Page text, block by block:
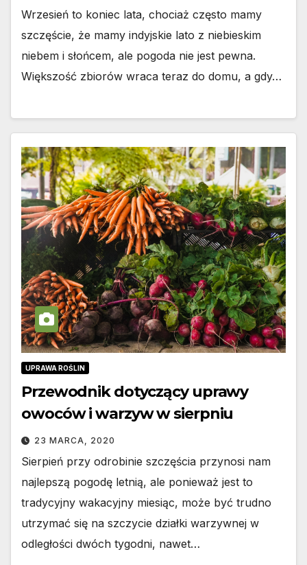
Wrzesień to koniec lata, chociaż często mamy
szczęście, że mamy indyjskie lato z niebieskim
niebem i słońcem, ale pogoda nie jest pewna.
Większość zbiorów wraca teraz do domu, a gdy…
UPRAWA ROŚLIN
Przewodnik dotyczący uprawy
owoców i warzyw w sierpniu
23 MARCA, 2020
Sierpień przy odrobinie szczęścia przynosi nam
najlepszą pogodę letnią, ale ponieważ jest to
tradycyjny wakacyjny miesiąc, może być trudno
utrzymać się na szczycie działki warzywnej w
odległości dwóch tygodni, nawet…